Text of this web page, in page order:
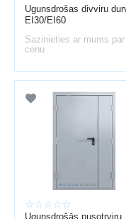
cilvēku un īpašuma
atbilstība
izturīga metāla
ilgmūžība un drošība
Ugunsdrošās durvis ir
situācijā var glābt dzīvību.
Ugunsdrošas divviru
EI30/EI60
Sazinieties ar mums par
cenu
Ugunsdrošās pusotrviru